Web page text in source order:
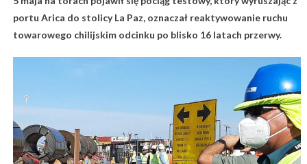
portu Arica do stolicy La Paz, oznaczał reaktywowanie ruchu
towarowego chilijskim odcinku po blisko 16 latach przerwy.